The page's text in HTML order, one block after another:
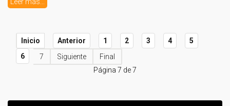
Inicio Anterior 1 2 3 4
5
6
7 Siguiente
Final
Página 7 de 7